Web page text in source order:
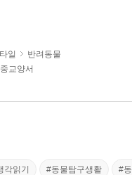
일
반려동물
교양서
읽기 #동물탐구생활 #